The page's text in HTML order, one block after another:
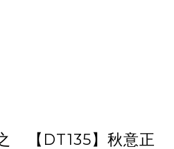
【DT135】秋意正